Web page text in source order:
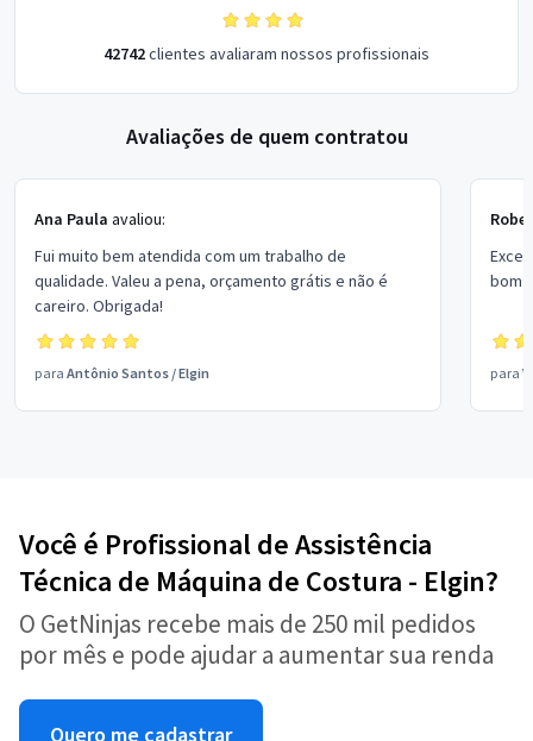
42742clientes avaliaram nossos profissionais
Avaliações de quem contratou
Ana Paula avaliou:
Fui muito bem atendida com um trabalho de
qualidade. Valeu a pena, orçamento grátis e não é
careiro. Obrigada!
para Antônio Santos /Elgin
bom
para
Você é Profissional de Assistência
Técnica de Máquina de Costura - Elgin?
O GetNinjas recebe mais de 250 mil pedidos
por mês e pode ajudar a aumentar sua renda
Quero me cadastrar